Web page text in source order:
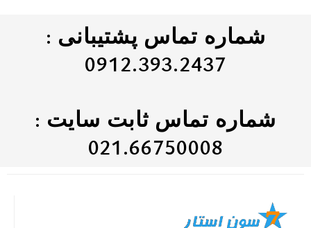
شماره تماس پشتیبانی :
0912.393.2437
شماره تماس ثابت سایت :
021.66750008